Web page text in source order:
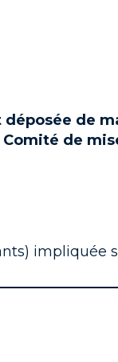
déposée de
Comité de
impliquée